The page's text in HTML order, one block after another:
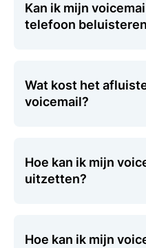
Kan ik mijn
telefoon
Wat kost het
voicemail?
Hoe kan ik mijn
uitzetten?
Hoe kan ik mijn